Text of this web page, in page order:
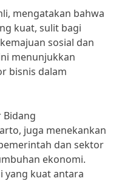
mengatakan bahwa
kuat, sulit bagi
sosial dan
menunjukkan
bisnis dalam
juga menekankan
dan sektor
ekonomi.
yang kuat antara